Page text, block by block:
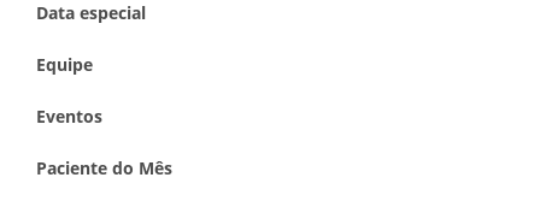
Data especial
Equipe
Eventos
Paciente do Mês